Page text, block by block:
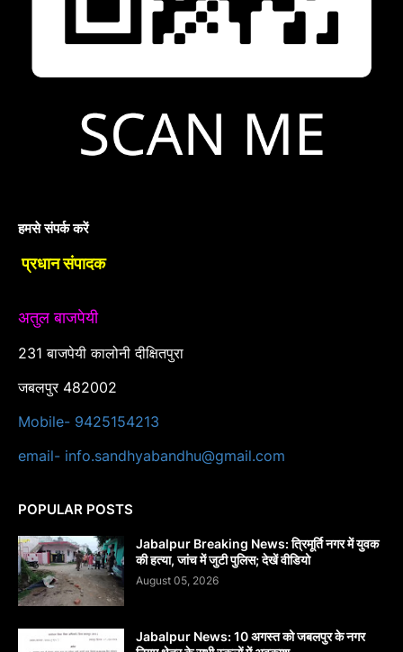
हमसे संपर्क करें
प्रधान संपादक
अतुल बाजपेयी
231 बाजपेयी कालोनी दीक्षितपुरा
जबलपुर 482002
Mobile- 9425154213
email- info.sandhyabandhu@gmail.com
POPULAR POSTS
Jabalpur Breaking News: त्रिमूर्ति नगर में युवक
की हत्या, जांच में जुटी पुलिस; देखें वीडियो
August 05, 2026
Jabalpur News: 10 अगस्त को जबलपुर के नगर